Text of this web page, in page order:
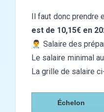
Il faut donc prendre
est de 10,15€ en
👨‍⚕️ Salaire des
Le salaire minimal
La grille de salaire
Échelon